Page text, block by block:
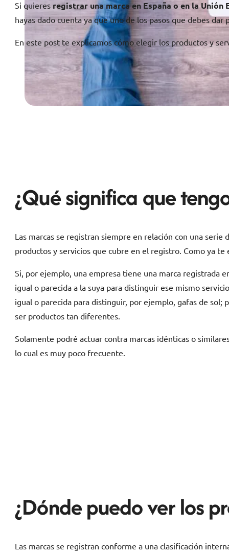
Si quieres registrar una marca en España o en la Unión
hayas dado cuenta ya que uno de los pasos que debes
En este post te explicamos cómo elegir los productos y
¿Qué significa que
Las marcas se registran siempre en relación con una
productos y servicios que cubre en el registro. Como ya
Si, por ejemplo, una empresa tiene una marca registrada
igual o parecida a la suya para distinguir ese mismo
igual o parecida para distinguir, por ejemplo, gafas de sol;
ser productos tan diferentes.
Solamente podré actuar contra marcas idénticas o
lo cual es muy poco frecuente.
¿Dónde puedo ver los
Las marcas se registran conforme a una clasificación